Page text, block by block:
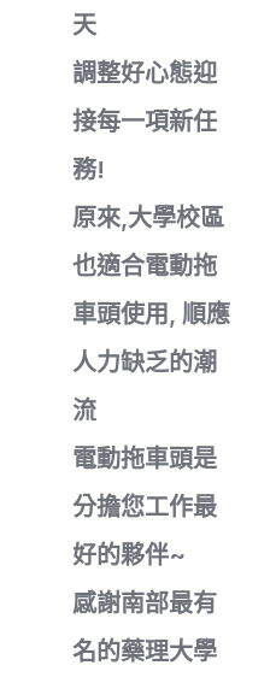
天
調整好心態迎
接每一項新任
務!
原來,大學校區
也適合電動拖
車頭使用, 順應
人力缺乏的潮
流
電動拖車頭是
分擔您工作最
好的夥伴~
感謝南部最有
名的藥理大學